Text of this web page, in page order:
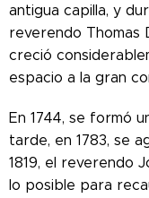
antigua capilla, y
reverendo Thomas
creció
espacio a la gran
En 1744, se formó
tarde, en 1783, se
1819, el reverendo
lo posible para